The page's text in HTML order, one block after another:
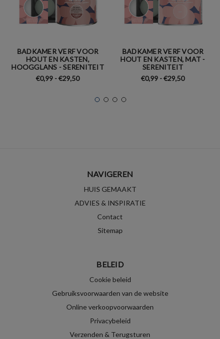
BADKAMER VERF VOOR
HOUT EN KASTEN,
HOOGGLANS - SERENITEIT
€0,99 - €29,50
BADKAMER VERF VOOR
HOUT EN KASTEN, MAT -
SERENITEIT
€0,99 - €29,50
NAVIGEREN
HUIS GEMAAKT
ADVIES & INSPIRATIE
Contact
Sitemap
BELEID
Cookie beleid
Gebruiksvoorwaarden van de website
Online verkoopvoorwaarden
Privacybeleid
Verzenden & Terugsturen